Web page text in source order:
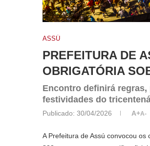
ASSÚ
PREFEITURA DE
OBRIGATÓRIA
Encontro definirá
festividades do
Publicado: 30/04/2026 A+A-
A Prefeitura de Assú convocou